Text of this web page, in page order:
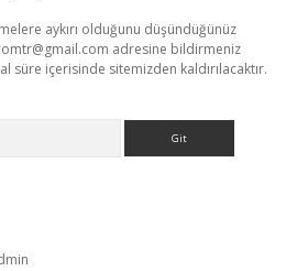
aykırı olduğunu düşündüğünüz
adresine bildirmeniz
süre içerisinde sitemizden kaldırılacaktır.